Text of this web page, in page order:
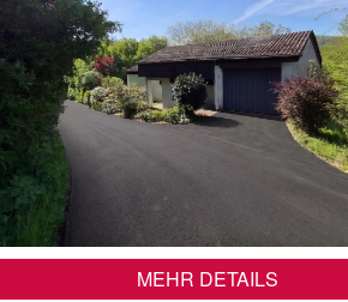
MEHR DETAILS